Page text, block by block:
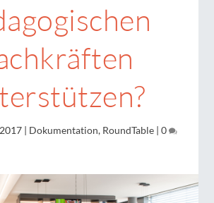
| Dokumentation, RoundTable | 0